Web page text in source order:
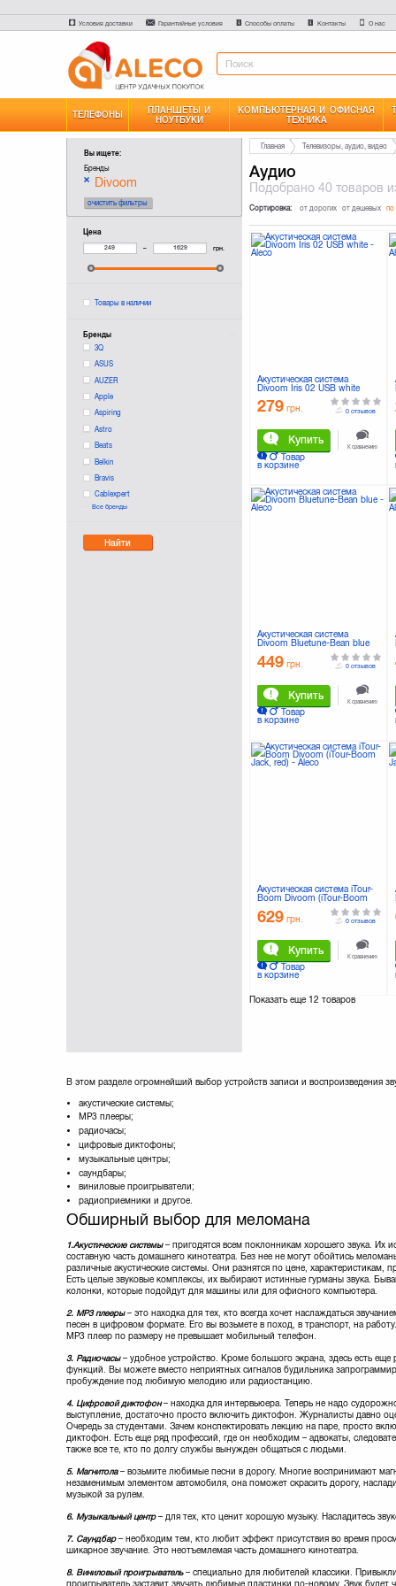
Условия доставки Гарантийные условия Способы оплаты Контакты О нас
ТЕЛЕФОНЫ
ПЛАНШЕТЫ И
НОУТБУКИ
КОМПЬЮТЕРНАЯ И ОФИСНАЯ
ТЕХНИКА
Вы ищете:
Бренды
Divoom
очистить фильтры
Цена
– грн.
Товары в наличии
Бренды
3Q
ASUS
AUZER
Apple
Aspiring
Astro
Beats
Belkin
Bravis
Cablexpert
ColorWay
Dell
Sven
TRANSCEND
TRUST
Titan
Xiaomi
Все бренды
Найти
Главная Телевизоры, аудио, видео
Аудио
Подобрано40 товаров
Сортировка: от дорогих от дешевых по
Акустическая система
Divoom Iris 02 USB white
279 грн.
Купить
Товар
в корзине
0 отзывов
К сравнению
Акустическая система
Divoom Bluetune-Bean blue
449 грн.
Купить
Товар
в корзине
0 отзывов
К сравнению
Акустическая система iTour-
Boom Divoom (iTour-Boom
629 грн.
Купить
Товар
в корзине
0 отзывов
К сравнению
Показать еще12 товаров
В этом разделе огромнейший выбор устройств записи и
акустические системы;
МР3 плееры;
радиочасы;
цифровые диктофоны;
музыкальные центры;
саундбары;
виниловые проигрыватели;
радиоприемники и другое.
Обширный выбор для меломана
1.Акустические системы– пригодятся всем поклонникам хорошего звука. Их
составную часть домашнего кинотеатра. Без нее не могут обойтись
различные акустические системы. Они разнятся по цене, характеристикам,
Есть целые звуковые комплексы, их выбирают истинные гурманы звука.
колонки, которые подойдут для машины или для офисного компьютера.
2. МР3 плееры– это находка для тех, кто всегда хочет наслаждаться
песен в цифровом формате. Его вы возьмете в поход, в транспорт, на
МР3 плеер по размеру не превышает мобильный телефон.
3. Радиочасы– удобное устройство. Кроме большого экрана, здесь есть еще
функций. Вы можете вместо неприятных сигналов будильника
пробуждение под любимую мелодию или радиостанцию.
4. Цифровой диктофон– находка для интервьюера. Теперь не надо
выступление, достаточно просто включить диктофон. Журналисты давно
Очередь за студентами. Зачем конспектировать лекцию на паре, просто
диктофон. Есть еще ряд профессий, где он необходим – адвокаты,
также все те, кто по долгу службы вынужден общаться с людьми.
5. Магнитола– возьмите любимые песни в дорогу. Многие воспринимают
незаменимым элементом автомобиля, она поможет скрасить дорогу,
музыкой за рулем.
6. Музыкальный центр– для тех, кто ценит хорошую музыку. Насладитесь
7. Саундбар– необходим тем, кто любит эффект присутствия во время
шикарное звучание. Это неотъемлемая часть домашнего кинотеатра.
8. Виниловый проигрыватель– специально для любителей классики.
проигрыватель заставит звучать любимые пластинки по-новому. Звук будет